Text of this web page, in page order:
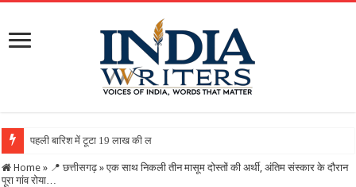
पहली बारिश में टूटा 19 लाख की लागत से बना रिटर्निंग वॉल, ग्रामी
Home » 📍 छत्तीसगढ़ » एक साथ निकली तीन मासूम दोस्तों की अर्थी, अंतिम संस्कार के दौरान
पूरा गांव रोया…